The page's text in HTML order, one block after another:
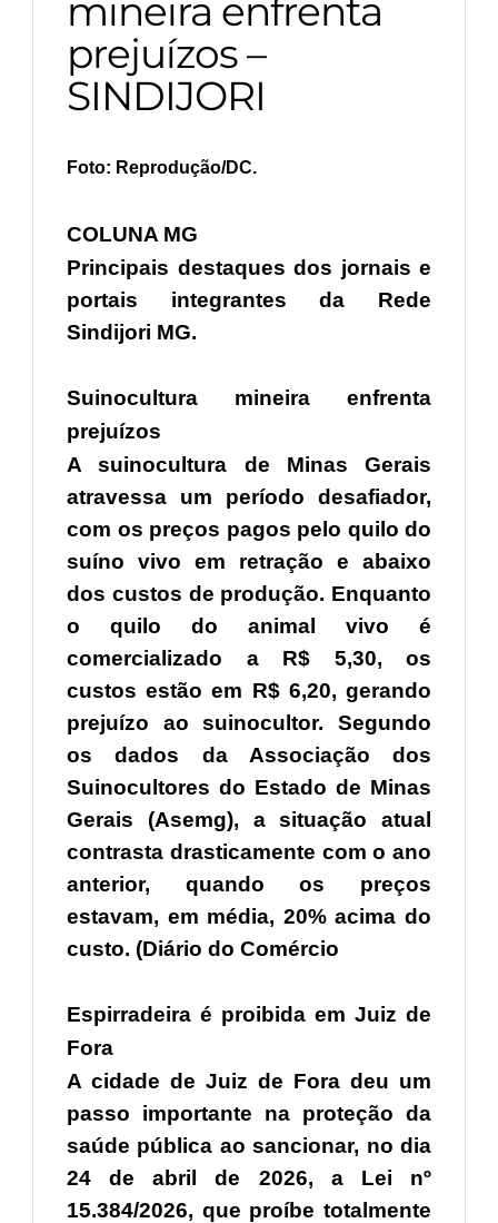
mineira enfrenta
prejuízos –
SINDIJORI
Foto: Reprodução/DC.
COLUNA MG
Principais destaques dos jornais e
portais integrantes da Rede
Sindijori MG.
Suinocultura mineira enfrenta
prejuízos
A suinocultura de Minas Gerais
atravessa um período desafiador,
com os preços pagos pelo quilo do
suíno vivo em retração e abaixo
dos custos de produção. Enquanto
o quilo do animal vivo é
comercializado a R$ 5,30, os
custos estão em R$ 6,20, gerando
prejuízo ao suinocultor. Segundo
os dados da Associação dos
Suinocultores do Estado de Minas
Gerais (Asemg), a situação atual
contrasta drasticamente com o ano
anterior, quando os preços
estavam, em média, 20% acima do
custo. (Diário do Comércio
Espirradeira é proibida em Juiz de
Fora
A cidade de Juiz de Fora deu um
passo importante na proteção da
saúde pública ao sancionar, no dia
24 de abril de 2026, a Lei nº
15.384/2026, que proíbe totalmente